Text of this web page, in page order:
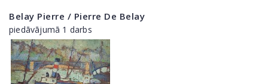
Belay Pierre / Pierre De Belay
piedāvājumā 1 darbs